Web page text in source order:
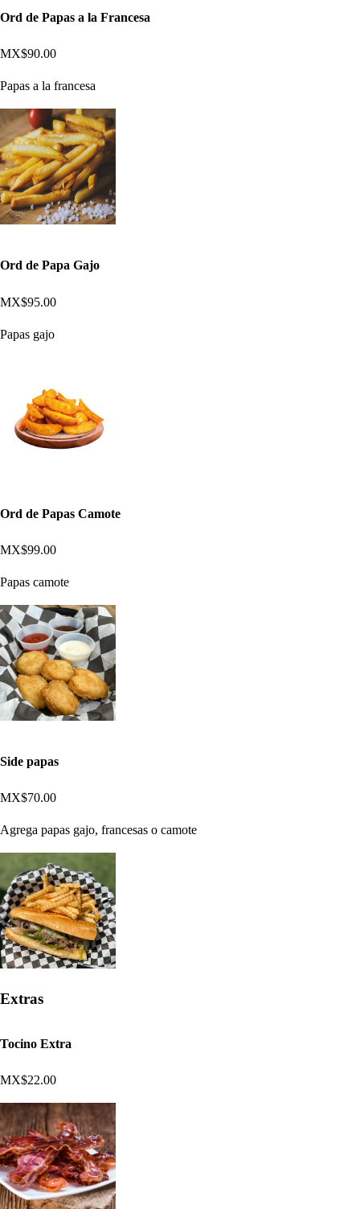
Ord de Papas a la Francesa
MX$90.00
Papas a la francesa
Ord de Papa Gajo
MX$95.00
Papas gajo
Ord de Papas Camote
MX$99.00
Papas camote
Side papas
MX$70.00
Agrega papas gajo, francesas o camote
Extras
Tocino Extra
MX$22.00